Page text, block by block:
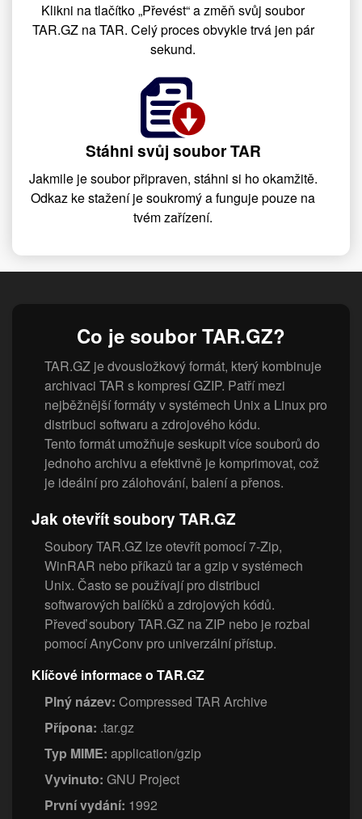
Klikni na tlačítko „Převést“ a změň svůj soubor
TAR.GZ na TAR. Celý proces obvykle trvá jen pár
sekund.
Stáhni svůj soubor TAR
Jakmile je soubor připraven, stáhni si ho okamžitě.
Odkaz ke stažení je soukromý a funguje pouze na
tvém zařízení.
Co je soubor TAR.GZ?
TAR.GZ je dvousložkový formát, který kombinuje
archivaci TAR s kompresí GZIP. Patří mezi
nejběžnější formáty v systémech Unix a Linux pro
distribuci softwaru a zdrojového kódu.
Tento formát umožňuje seskupit více souborů do
jednoho archivu a efektivně je komprimovat, což
je ideální pro zálohování, balení a přenos.
Jak otevřít soubory TAR.GZ
Soubory TAR.GZ lze otevřít pomocí 7-Zip,
WinRAR nebo příkazů tar a gzip v systémech
Unix. Často se používají pro distribuci
softwarových balíčků a zdrojových kódů.
Převeď soubory TAR.GZ na ZIP nebo je rozbal
pomocí AnyConv pro univerzální přístup.
Klíčové informace o TAR.GZ
Plný název: Compressed TAR Archive
Přípona: .tar.gz
Typ MIME: application/gzip
Vyvinuto: GNU Project
První vydání: 1992